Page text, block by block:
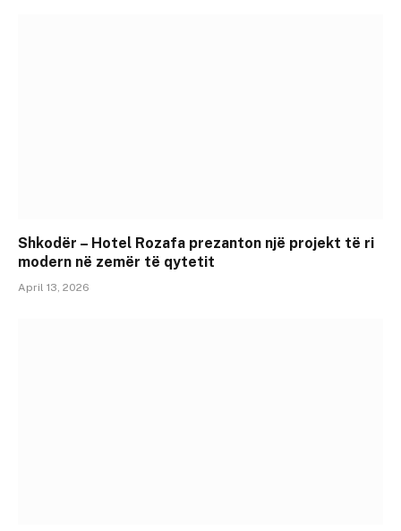
Shkodër – Hotel Rozafa prezanton një projekt të ri
modern në zemër të qytetit
April 13, 2026